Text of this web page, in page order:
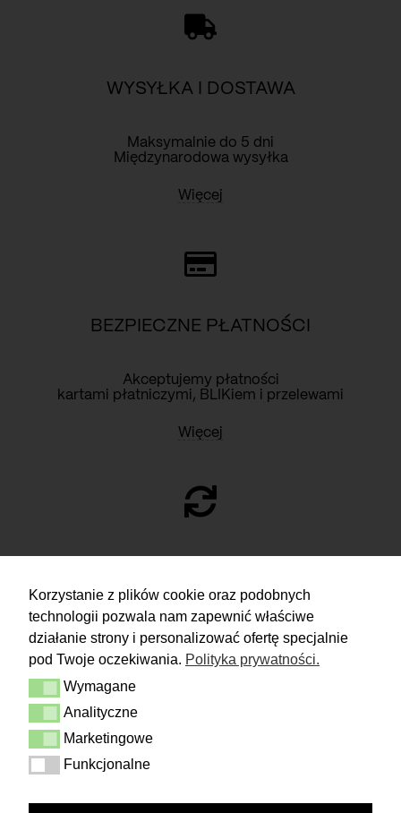
Korzystanie z plików cookie oraz podobnych
technologii pozwala nam zapewnić właściwe
działanie strony i personalizować ofertę specjalnie
pod Twoje oczekiwania. Polityka prywatności.
Wymagane
Wymagane
Analityczne
Analityczne
Marketingowe
Marketingowe
Funkcjonalne
Funkcjonalne
WYSYŁKA I DOSTAWA
Maksymalnie do 5 dni
Międzynarodowa wysyłka
Więcej
BEZPIECZNE PŁATNOŚCI
Akceptujemy płatności
kartami płatniczymi, BLIKiem i przelewami
Więcej
Masz 14 dni na podjęcie
decyzji i spokojne rozważenie zakupu.
Więcej
Dostawa i zwrot
Kontakt
Regulamin
Polityka prywatności